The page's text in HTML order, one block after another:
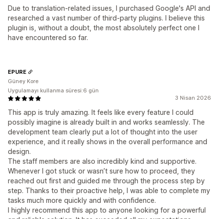
Due to translation-related issues, I purchased Google's API and
researched a vast number of third-party plugins. I believe this
plugin is, without a doubt, the most absolutely perfect one I
have encountered so far.
3 Nisan 2026
This app is truly amazing. It feels like every feature I could
possibly imagine is already built in and works seamlessly. The
development team clearly put a lot of thought into the user
experience, and it really shows in the overall performance and
design.
The staff members are also incredibly kind and supportive.
Whenever I got stuck or wasn’t sure how to proceed, they
reached out first and guided me through the process step by
step. Thanks to their proactive help, I was able to complete my
tasks much more quickly and with confidence.
I highly recommend this app to anyone looking for a powerful
EPURE
Güney Kore
Uygulamayı kullanma süresi:6 gün